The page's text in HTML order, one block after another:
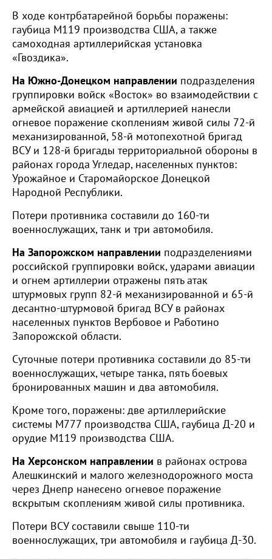
В ходе контрбатарейной борьбы поражены:
гаубица М119 производства США, а также
самоходная артиллерийская установка
«Гвоздика».
На Южно-Донецком направлении подразделения
группировки войск «Восток» во взаимодействии с
армейской авиацией и артиллерией нанесли
огневое поражение скоплениям живой силы 72-й
механизированной, 58-й мотопехотной бригад
ВСУ и 128-й бригады территориальной обороны в
районах города Угледар, населенных пунктов:
Урожайное и Старомайорское Донецкой
Народной Республики.
Потери противника составили до 160-ти
военнослужащих, танк и три автомобиля.
На Запорожском направлении подразделениями
российской группировки войск, ударами авиации
и огнем артиллерии отражены пять атак
штурмовых групп 82-й механизированной и 65-й
десантно-штурмовой бригад ВСУ в районах
населенных пунктов Вербовое и Работино
Запорожской области.
Суточные потери противника составили до 85-ти
военнослужащих, четыре танка, пять боевых
бронированных машин и два автомобиля.
Кроме того, поражены: две артиллерийские
системы М777 производства США, гаубица Д-20 и
орудие М119 производства США.
На Херсонском направлении в районах острова
Алешкинский и малого железнодорожного моста
через Днепр нанесено огневое поражение
вскрытым скоплениям живой силы противника.
Потери ВСУ составили свыше 110-ти
военнослужащих, три автомобиля и гаубица Д-30.